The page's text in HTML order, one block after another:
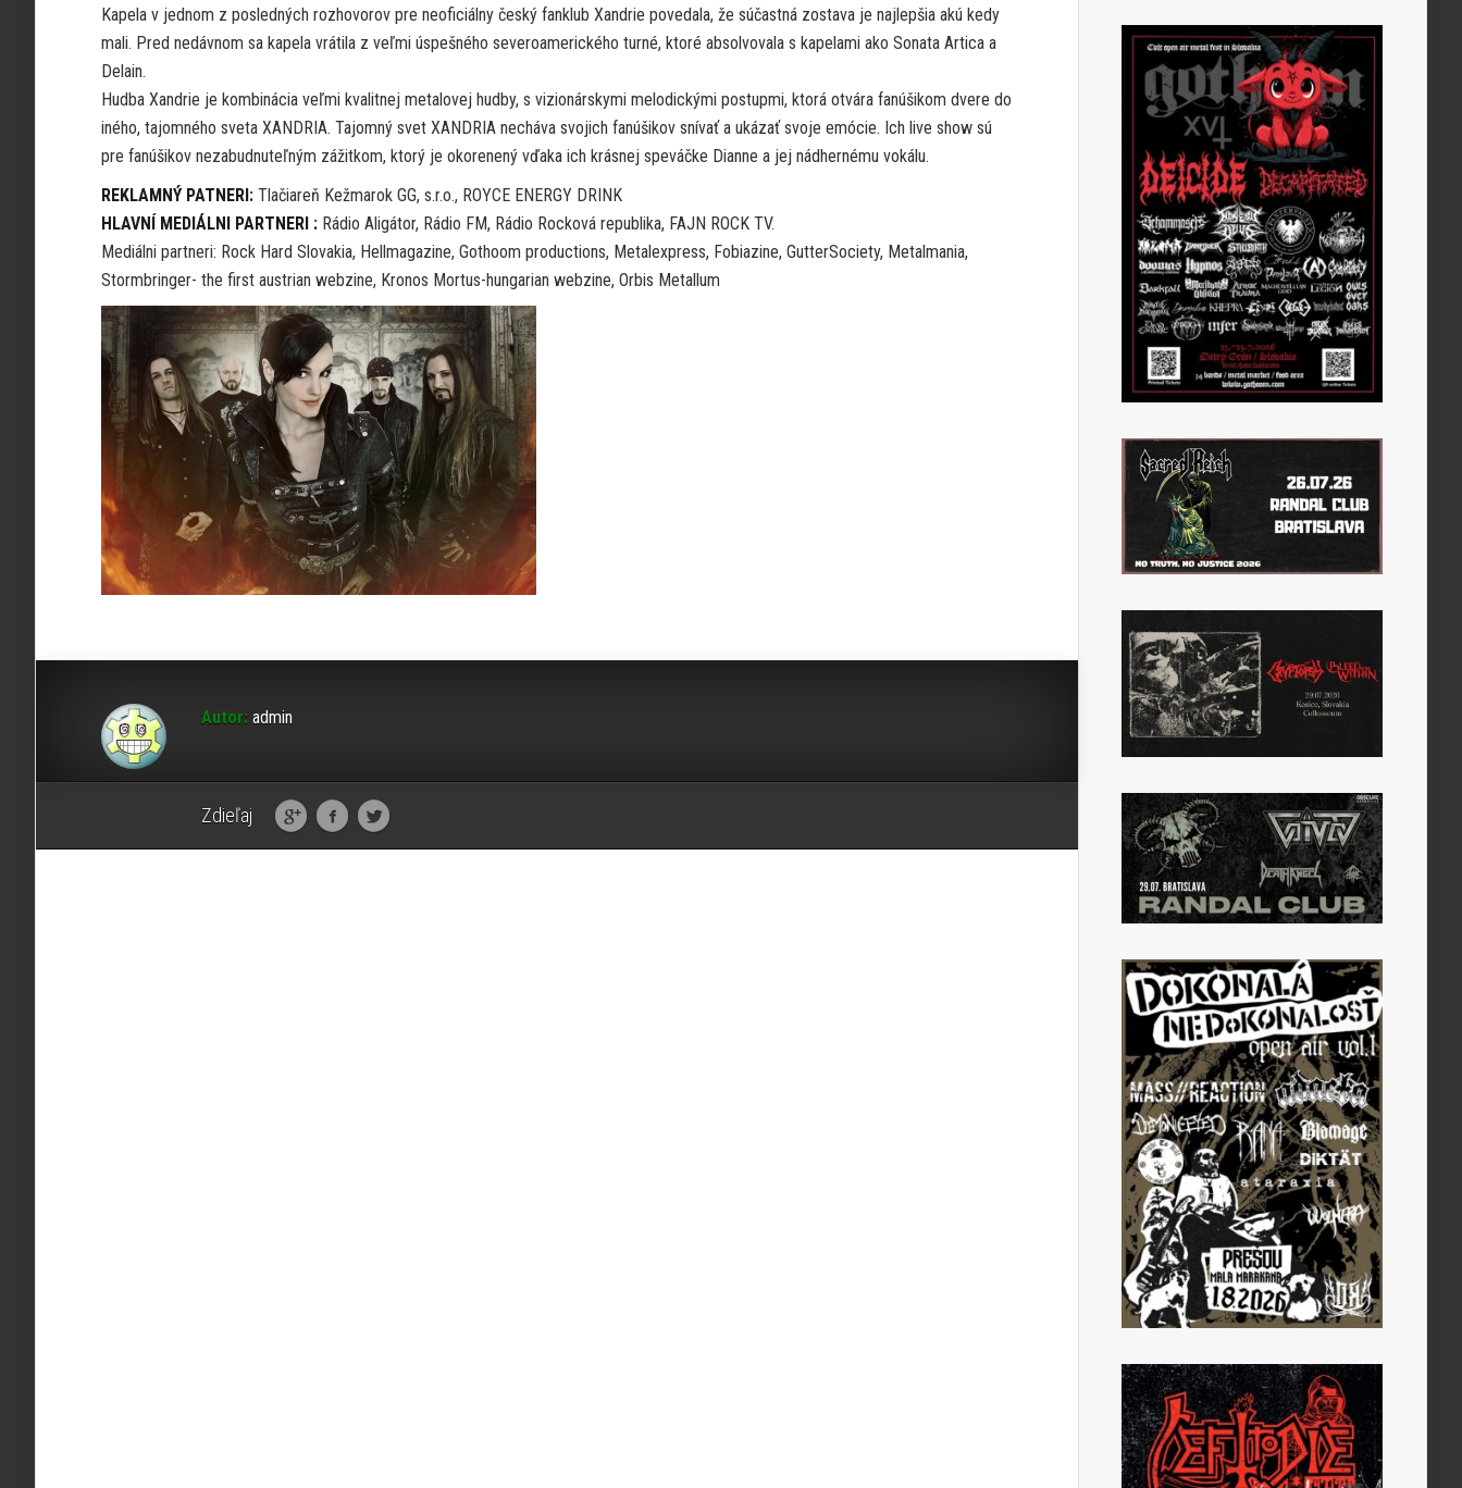
Kapela v jednom z posledných rozhovorov pre neoficiálny český fanklub Xandrie povedala, že súčastná zostava je najlepšia akú kedy
mali. Pred nedávnom sa kapela vrátila z veľmi úspešného severoamerického turné, ktoré absolvovala s kapelami ako Sonata Artica a
Delain.
Hudba Xandrie je kombinácia veľmi kvalitnej metalovej hudby, s vizionárskymi melodickými postupmi, ktorá otvára fanúšikom dvere do
iného, tajomného sveta XANDRIA. Tajomný svet XANDRIA necháva svojich fanúšikov snívať a ukázať svoje emócie. Ich live show sú
pre fanúšikov nezabudnuteľným zážitkom, ktorý je okorenený vďaka ich krásnej speváčke Dianne a jej nádhernému vokálu.
REKLAMNÝ PATNERI: Tlačiareň Kežmarok GG, s.r.o., ROYCE ENERGY DRINK
HLAVNÍ MEDIÁLNI PARTNERI : Rádio Aligátor, Rádio FM, Rádio Rocková republika, FAJN ROCK TV.
Mediálni partneri: Rock Hard Slovakia, Hellmagazine, Gothoom productions, Metalexpress, Fobiazine, GutterSociety, Metalmania,
Stormbringer- the first austrian webzine, Kronos Mortus-hungarian webzine, Orbis Metallum
Autor: admin
Zdieľaj